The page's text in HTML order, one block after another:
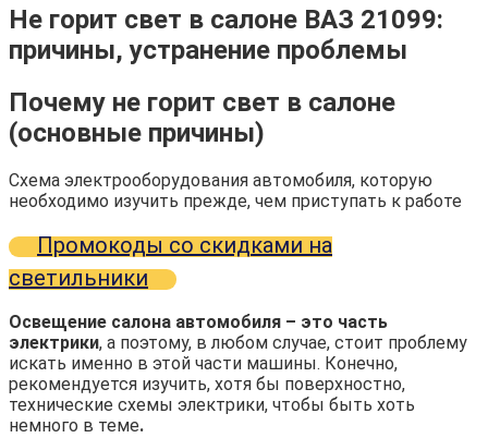
Не горит свет в салоне ВАЗ 21099:
причины, устранение проблемы
Почему не горит свет в салоне
(основные причины)
Схема электрооборудования автомобиля, которую
необходимо изучить прежде, чем приступать к работе
Промокоды со скидками на
светильники
Освещение салона автомобиля – это часть
электрики, а поэтому, в любом случае, стоит проблему
искать именно в этой части машины. Конечно,
рекомендуется изучить, хотя бы поверхностно,
технические схемы электрики, чтобы быть хоть
немного в теме.